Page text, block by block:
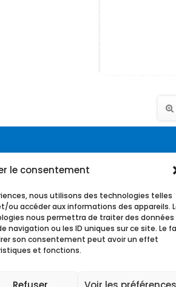
le consentement
nous utilisons des technologies telles
ou accéder aux informations des appareils.
nous permettra de traiter des données
navigation ou les ID uniques sur ce site. Le
son consentement peut avoir un effet
et fonctions.
graphique